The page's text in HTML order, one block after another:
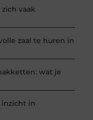
vaak
zaal te huren in
wat je
in